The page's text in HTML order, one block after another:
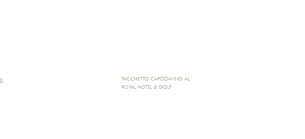
PACCHETTO CAPODANNO AL
ROYAL HOTEL & GOLF